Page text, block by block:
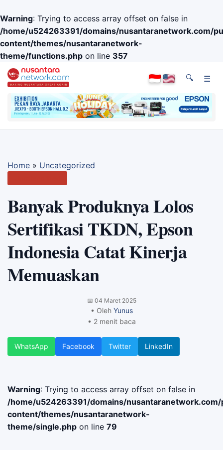
Warning: Trying to access array offset on false in
/home/u524263391/domains/nusantaranetwork.com/
content/themes/nusantaranetwork-
theme/functions.php on line 357
🔍 ☰
Home » Uncategorized
Banyak Produknya Lolos
Sertifikasi TKDN, Epson
Indonesia Catat Kinerja
Memuaskan
📅 04 Maret 2025
• Oleh Yunus
• 2 menit baca
WhatsApp Facebook Twitter LinkedIn
Warning: Trying to access array offset on false in
/home/u524263391/domains/
content/themes/nusantaranetwork-
theme/single.php on line 79